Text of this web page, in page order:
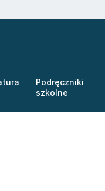
Podręczniki
szkolne